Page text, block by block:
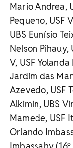
Mario Andrea,
Pequeno, USF
UBS Eunísio
Nelson Pihauy,
V, USF
Jardim das
Azevedo, USF
Alkimin, UBS
Mamede, USF
Orlando
Imbassahy